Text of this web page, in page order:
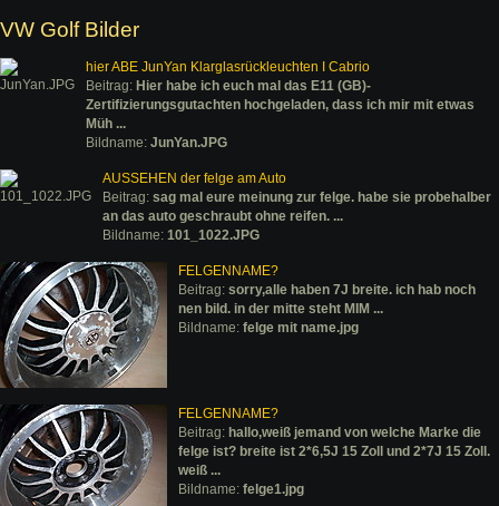
VW Golf Bilder
hier ABE JunYan Klarglasrückleuchten I Cabrio
Beitrag: Hier habe ich euch mal das E11 (GB)-
Zertifizierungsgutachten hochgeladen, dass ich mir mit etwas
Müh ...
Bildname: JunYan.JPG
AUSSEHEN der felge am Auto
Beitrag: sag mal eure meinung zur felge. habe sie probehalber
an das auto geschraubt ohne reifen. ...
Bildname: 101_1022.JPG
FELGENNAME?
Beitrag: sorry,alle haben 7J breite. ich hab noch
nen bild. in der mitte steht MIM ...
Bildname: felge mit name.jpg
FELGENNAME?
Beitrag: hallo,weiß jemand von welche Marke die
felge ist? breite ist 2*6,5J 15 Zoll und 2*7J 15 Zoll.
weiß ...
Bildname: felge1.jpg